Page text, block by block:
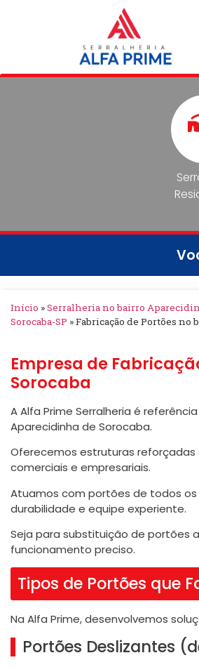
Início »Serralheria no bairro
Sorocaba-SP »Fabricação de Portões no
Empresa de
Sorocaba
A Alfa Prime Serralheria é
Aparecidinha de Sorocaba.
Oferecemos estruturas
comerciais e empresariais.
Atuamos com portões de todos
durabilidade e equipe experiente.
Seja para substituição de portões
funcionamento preciso.
Tipos de Portões que
Na Alfa Prime, desenvolvemos
Portões Deslizantes